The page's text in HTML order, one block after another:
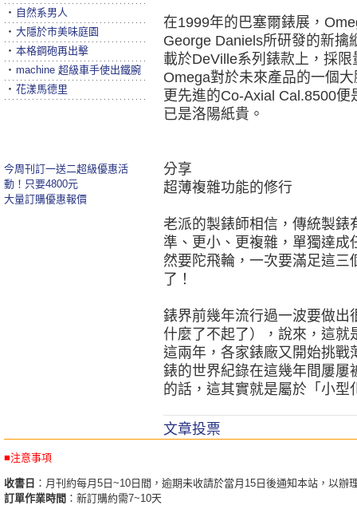
在1999年的巴塞爾錶展，
George Daniels所研發的新擒
載於DeVille系列錶款上，採
Omega對於未來產品的一個
更先進的Co-Axial Cal.8500
已是洛陽紙貴。
分享
超薄複雜功能的修行
老派的製錶師相信，傳統製
準、更小、更複雜，單獨達
然要陀飛輪，一次要滿足這
了！
錶界前幾年流行過一波要做出
什麼了不起了），說來，這
這兩年，各家錶廠又開始挑戰
錶的世界紀錄在這幾年間屢屢
的話，這其實就是屬於「小型
文章投票
‧ 自然系男人
‧ 大隱於市美味庭園
‧ 本格鋼砲再出擊
‧ machine 超級車手使出鐵腕
‧ 花漾馬德里
今周刊訂一送二超級優惠活
動！只要4800元
大量訂購優惠報價
■注意事項
收書日 ：月刊約每月5日~10日間，逾期未收請於當月15日後通知本站，以辦
訂單作業時間 ：新訂購約需7~10天